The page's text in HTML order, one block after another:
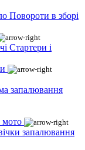
Повороти в зборі
Стартери і
запалювання
мото
запалювання